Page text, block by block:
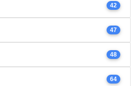
42
47
48
64